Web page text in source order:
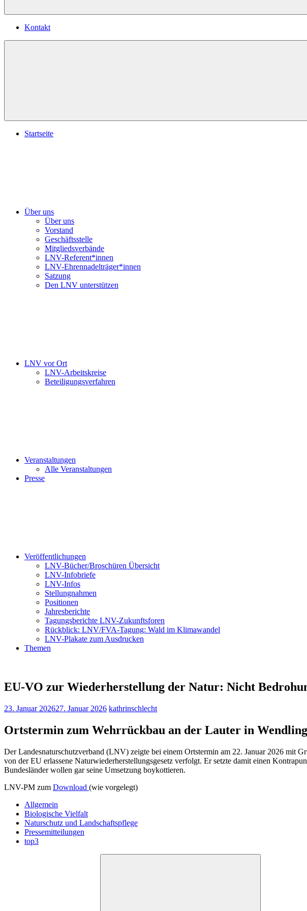
Kontakt
Startseite
Über uns
Über uns
Vorstand
Geschäftsstelle
Mitgliedsverbände
LNV-Referent*innen
LNV-Ehrennadelträger*innen
Satzung
Den LNV unterstützen
LNV vor Ort
LNV-Arbeitskreise
Beteiligungsverfahren
Veranstaltungen
Alle Veranstaltungen
Presse
Veröffentlichungen
LNV-Bücher/Broschüren Übersicht
LNV-Infobriefe
LNV-Infos
Stellungnahmen
Positionen
Jahresberichte
Tagungsberichte LNV-Zukunftsforen
Rückblick: LNV/FVA-Tagung: Wald im Klimawandel
LNV-Plakate zum Ausdrucken
Themen
EU-VO zur Wiederherstellung der Natur: Nicht
23. Januar 202627. Januar 2026 kathrinschlecht
Ortstermin zum Wehrrückbau an der Lauter in
Der Landesnaturschutzverband (LNV) zeigte bei einem Ortstermin am 22. Januar 2026 mit
von der EU erlassene Naturwiederherstellungsgesetz verfolgt. Er setzte damit einen
Bundesländer wollen gar seine Umsetzung boykottieren.
LNV-PM zum Download (wie vorgelegt)
Allgemein
Biologische Vielfalt
Naturschutz und Landschaftspflege
Pressemitteilungen
top3